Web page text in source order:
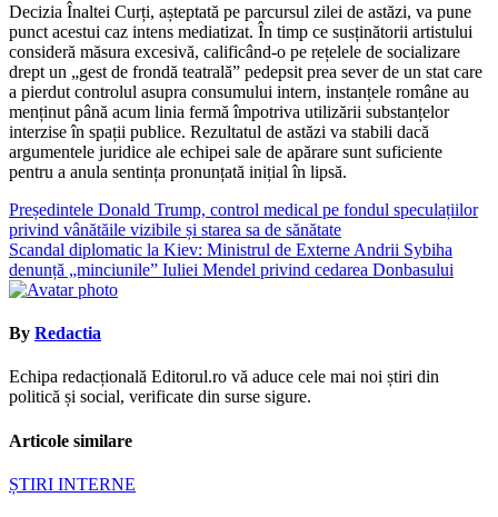
Decizia Înaltei Curți, așteptată pe parcursul zilei de astăzi, va pune
punct acestui caz intens mediatizat. În timp ce susținătorii artistului
consideră măsura excesivă, calificând-o pe rețelele de socializare
drept un „gest de frondă teatrală” pedepsit prea sever de un stat care
a pierdut controlul asupra consumului intern, instanțele române au
menținut până acum linia fermă împotriva utilizării substanțelor
interzise în spații publice. Rezultatul de astăzi va stabili dacă
argumentele juridice ale echipei sale de apărare sunt suficiente
pentru a anula sentința pronunțată inițial în lipsă.
Navigare
în
articole
Președintele Donald Trump, control medical pe fondul speculațiilor
privind vânătăile vizibile și starea sa de sănătate
Scandal diplomatic la Kiev: Ministrul de Externe Andrii Sybiha
denunță „minciunile” Iuliei Mendel privind cedarea Donbasului
By Redactia
Echipa redacțională Editorul.ro vă aduce cele mai noi știri din
politică și social, verificate din surse sigure.
Articole similare
ȘTIRI INTERNE